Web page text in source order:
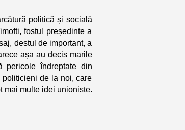
politică și socială
fostul președinte a
destul de important, a
așa au decis marile
pericole îndreptate din
politicieni de la noi, care
mai multe idei unioniste.